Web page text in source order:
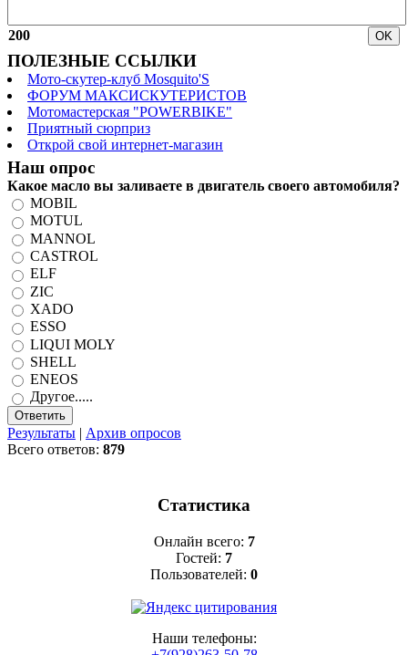
200
ПОЛЕЗНЫЕ ССЫЛКИ
Мото-скутер-клуб Mosquito'S
ФОРУМ МАКСИСКУТЕРИСТОВ
Мотомастерская "POWERBIKE"
Приятный сюрприз
Открой свой интернет-магазин
Наш опрос
Какое масло вы заливаете в двигатель своего автомобиля?
MOBIL
MOTUL
MANNOL
CASTROL
ELF
ZIC
XADO
ESSO
LIQUI MOLY
SHELL
ENEOS
Другое.....
Результаты | Архив опросов
Всего ответов: 879
Статистика
Онлайн всего: 7
Гостей: 7
Пользователей: 0
Наши телефоны: